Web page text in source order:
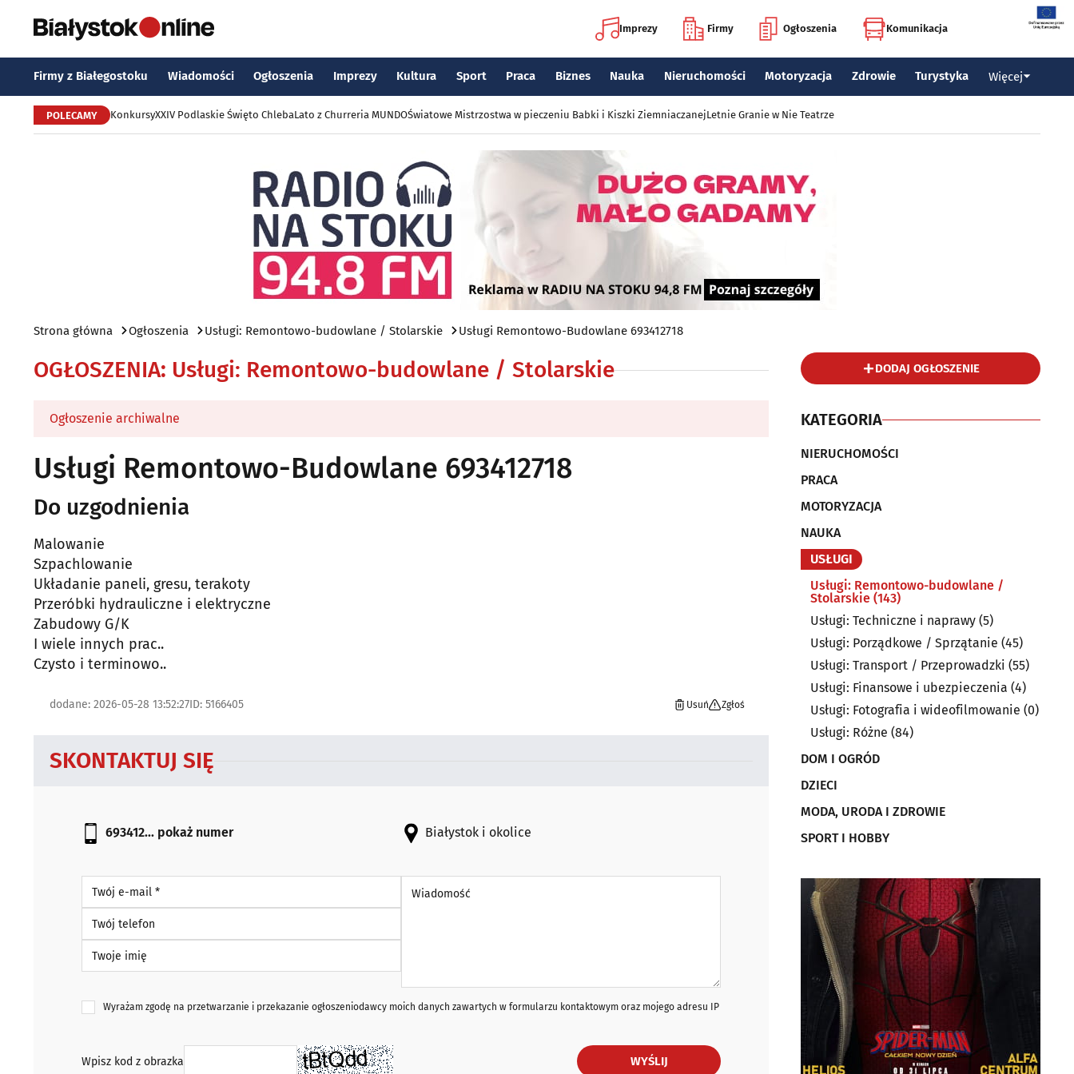
Imprezy Firmy Ogłoszenia Komunikacja
Firmy z Białegostoku Wiadomości Ogłoszenia Imprezy Kultura Sport Praca Biznes Nauka Nieruchomości Motoryzacja Zdrowie Turystyka Więcej
POLECAMY KonkursyXXIV Podlaskie Święto ChlebaLato z Churreria MUNDOŚwiatowe Mistrzostwa w pieczeniu Babki i Kiszki ZiemniaczanejLetnie Granie w Nie Teatrze
Strona główna Ogłoszenia Usługi: Remontowo-budowlane / Stolarskie Usługi Remontowo-Budowlane 693412718
OGŁOSZENIA: Usługi: Remontowo-budowlane / Stolarskie
Ogłoszenie archiwalne
Usługi Remontowo-Budowlane 693412718
Do uzgodnienia
Malowanie
Szpachlowanie
Układanie paneli, gresu, terakoty
Przeróbki hydrauliczne i elektryczne
Zabudowy G/K
I wiele innych prac..
Czysto i terminowo..
dodane: 2026-05-28 13:52:27ID: 5166405 Usuń Zgłoś
SKONTAKTUJ SIĘ
693412... pokaż numer Białystok i okolice
Wyrażam zgodę na przetwarzanie i przekazanie ogłoszeniodawcy moich danych zawartych w formularzu kontaktowym oraz mojego adresu IP
Wpisz kod z obrazka WYŚLIJ
DODAJ OGŁOSZENIE
KATEGORIA
NIERUCHOMOŚCI
PRACA
MOTORYZACJA
NAUKA
USŁUGI
Usługi: Remontowo-budowlane /
Stolarskie (143)
Usługi: Techniczne i naprawy (5)
Usługi: Porządkowe / Sprzątanie (45)
Usługi: Transport / Przeprowadzki (55)
Usługi: Finansowe i ubezpieczenia (4)
Usługi: Fotografia i wideofilmowanie (0)
Usługi: Różne (84)
DOM I OGRÓD
DZIECI
MODA, URODA I ZDROWIE
SPORT I HOBBY